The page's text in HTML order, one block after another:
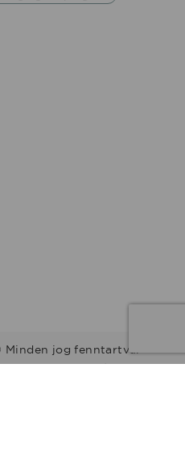
Minden jog fenntartva.
30 157 9812 | E-mail: